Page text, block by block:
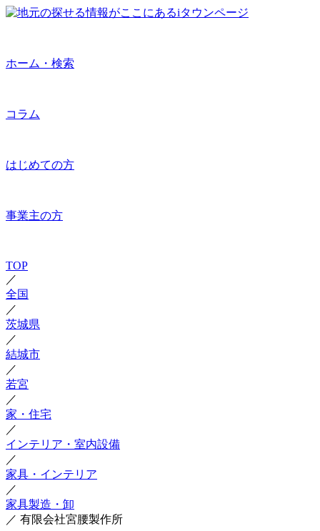
ホーム・検索
コラム
はじめての方
事業主の方
TOP
／
全国
／
茨城県
／
結城市
／
若宮
／
家・住宅
／
インテリア・室内設備
／
家具・インテリア
／
家具製造・卸
／ 有限会社宮腰製作所